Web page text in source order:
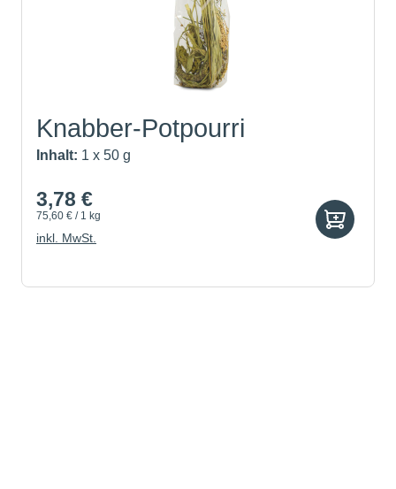
Knabber-Potpourri
Inhalt: 1 x 50 g
3,78 €
75,60 € / 1 kg
inkl. MwSt.